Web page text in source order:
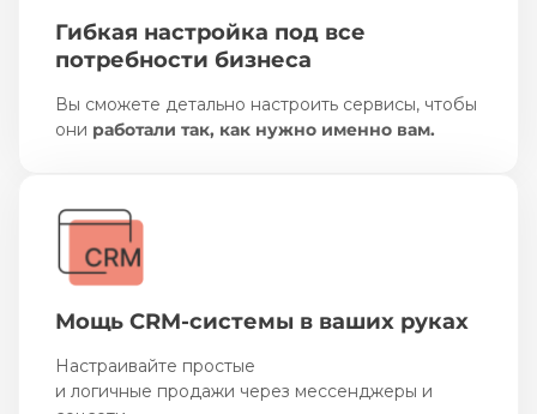
Гибкая настройка под все
потребности бизнеса
Вы сможете детально настроить сервисы, чтобы
они работали так, как нужно именно вам.
Мощь CRM-системы в ваших руках
Настраивайте простые
и логичные продажи через мессенджеры и